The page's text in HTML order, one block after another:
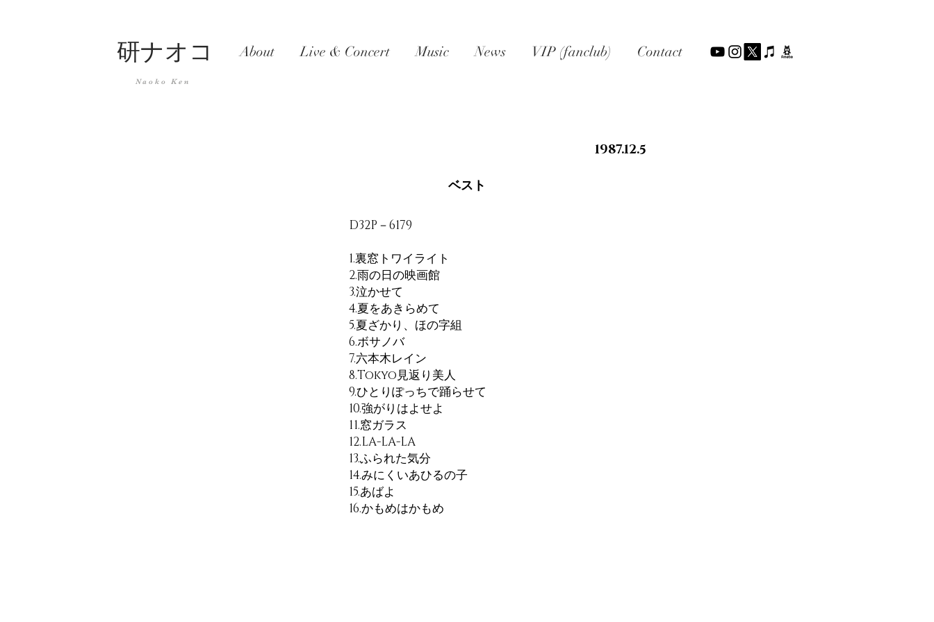
研ナオコ About Live & Concert Music News VIP (fanclub) Contact
Naoko Ken
1987.12.5
ベスト
D32P－6179
1.裏窓トワイライト
2.雨の日の映画館
3.泣かせて
4.夏をあきらめて
5.夏ざかり、ほの字組
6.ボサノバ
7.六本木レイン
8.Tokyo見返り美人
9.ひとりぽっちで踊らせて
10.強がりはよせよ
11.窓ガラス
12.LA-LA-LA
13.ふられた気分
14.みにくいあひるの子
15.あばよ
16.かもめはかもめ